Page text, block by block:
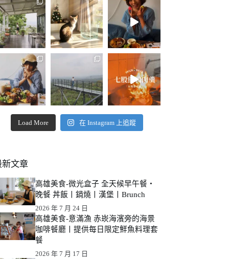
Load More 在 Instagram 上追蹤
新文章
高雄美食-微光盒子 全天候早午餐・
晚餐 丼飯丨鍋燒丨漢堡丨Brunch
2026 年 7 月 24 日
高雄美食-意滿漁 赤崁海濱旁的海景
咖啡餐廳丨提供每日限定鮮魚料理套
餐
2026 年 7 月 17 日